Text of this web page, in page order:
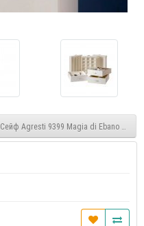
Сейф Agresti 9399 Magia di Ebano Double